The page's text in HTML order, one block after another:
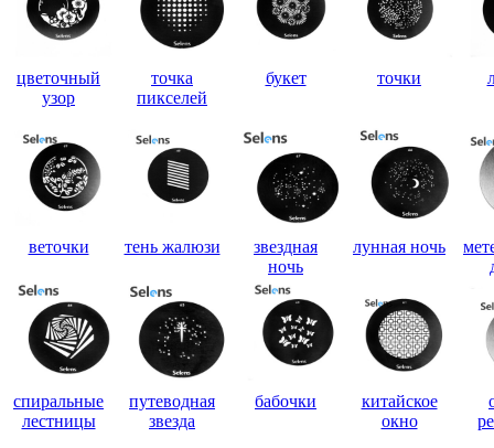
цветочный
узор
точка
пикселей
букет точки
веточки тень жалюзи
звездная
ночь
лунная ночь
спиральные
лестницы
путеводная
звезда
бабочки
китайское
окно